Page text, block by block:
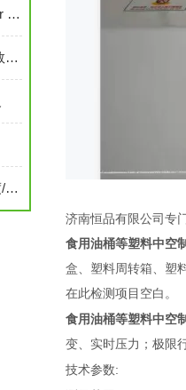
济南恒品有限公司专
食用油桶等塑料中空
盒、塑料周转箱、塑
在此检测项目空白。
食用油桶等塑料中空
变、实时压力；极限
技术参数:
HP-RFS300A The thermal paper standard static color tester
软包装摩擦系数仪 片材摩擦系数仪 滑爽性测试仪产品简介
卤蛋类食品复合膜包装复合牢度/剥离强度测试